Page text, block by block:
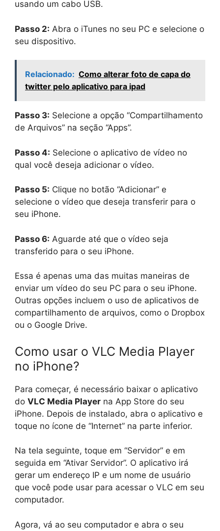
usando um cabo USB.
Passo 2: Abra o iTunes no seu PC e selecione o
seu dispositivo.
Relacionado: Como alterar foto de capa do
twitter pelo aplicativo para ipad
Passo 3: Selecione a opção “Compartilhamento
de Arquivos” na seção “Apps”.
Passo 4: Selecione o aplicativo de vídeo no
qual você deseja adicionar o vídeo.
Passo 5: Clique no botão “Adicionar” e
selecione o vídeo que deseja transferir para o
seu iPhone.
Passo 6: Aguarde até que o vídeo seja
transferido para o seu iPhone.
Essa é apenas uma das muitas maneiras de
enviar um vídeo do seu PC para o seu iPhone.
Outras opções incluem o uso de aplicativos de
compartilhamento de arquivos, como o Dropbox
ou o Google Drive.
Como usar o VLC Media Player
no iPhone?
Para começar, é necessário baixar o aplicativo
do VLC Media Player na App Store do seu
iPhone. Depois de instalado, abra o aplicativo e
toque no ícone de “Internet” na parte inferior.
Na tela seguinte, toque em “Servidor” e em
seguida em “Ativar Servidor”. O aplicativo irá
gerar um endereço IP e um nome de usuário
que você pode usar para acessar o VLC em seu
computador.
Agora, vá ao seu computador e abra o seu